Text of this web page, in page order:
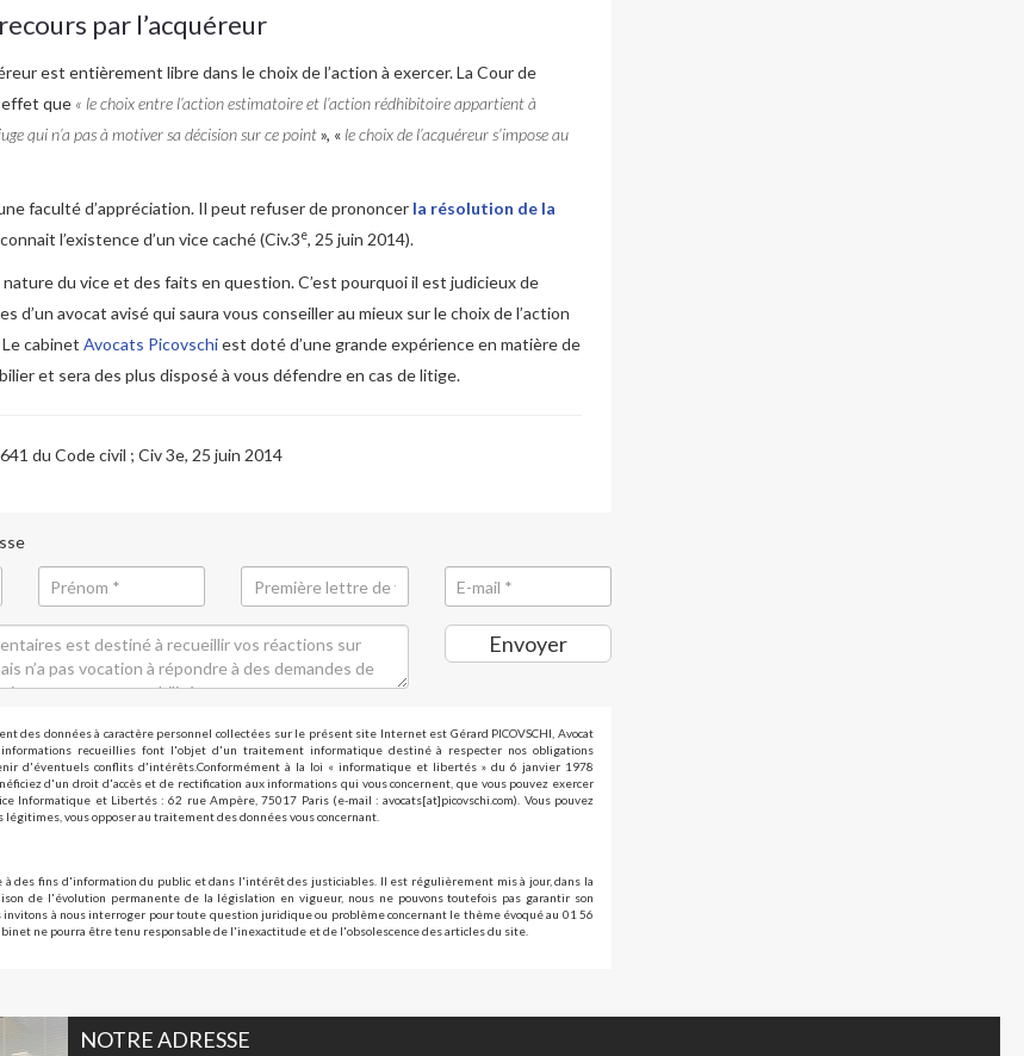
par l’acquéreur
est entièrement libre dans le choix de l’action à exercer. La Cour de
effet que « le choix entre l’action estimatoire et l’action rédhibitoire appartient à
qui n’a pas à motiver sa décision sur ce point», « le choix de l’acquéreur s’impose au
faculté d’appréciation. Il peut refuser de prononcer la résolution de la
l’existence d’un vice caché (Civ.3e, 25 juin 2014).
du vice et des faits en question. C’est pourquoi il est judicieux de
d’un avocat avisé qui saura vous conseiller au mieux sur le choix de l’action
cabinet Avocats Picovschiest doté d’une grande expérience en matière de
et sera des plus disposé à vous défendre en cas de litige.
du Code civil ; Civ 3e, 25 juin 2014
Envoyer
des données à caractère personnel collectées sur le présent site Internet est Gérard PICOVSCHI, Avocat
informations recueillies font l'objet d'un traitement informatique destiné à respecter nos obligations
d'éventuels conflits d'intérêts.Conformément à la loi « informatique et libertés » du 6 janvier 1978
d'un droit d'accès et de rectification aux informations qui vous concernent, que vous pouvez exercer
Informatique et Libertés : 62 rue Ampère, 75017 Paris (e-mail : avocats[at]picovschi.com). Vous pouvez
vous opposer au traitement des données vous concernant.
des fins d'information du public et dans l'intérêt des justiciables. Il est régulièrement mis à jour, dans la
de l'évolution permanente de la législation en vigueur, nous ne pouvons toutefois pas garantir son
invitons à nous interroger pour toute question juridique ou problème concernant le thème évoqué au 01 56
ne pourra être tenu responsable de l'inexactitude et de l'obsolescence des articles du site.
NOTRE ADRESSE